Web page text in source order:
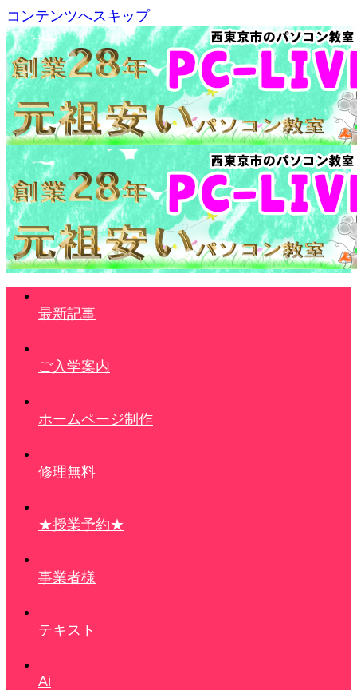
コンテンツへスキップ
最新記事
ご入学案内
ホームページ制作
修理無料
★授業予約★
事業者様
テキスト
Ai